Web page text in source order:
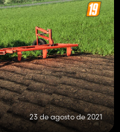
23 de agosto de 2021